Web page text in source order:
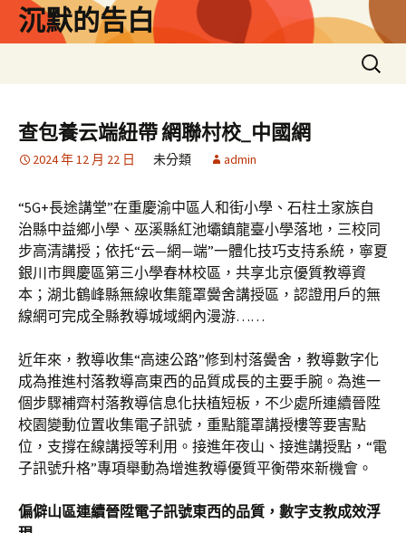
沉默的告白
搜
尋
查包養云端紐帶 網聯村校_中國網
2024 年 12 月 22 日 未分類 admin
“5G+長途講堂”在重慶渝中區人和街小學、石柱土家族自
治縣中益鄉小學、巫溪縣紅池壩鎮龍臺小學落地，三校同
步高清講授；依托“云—網—端”一體化技巧支持系統，寧夏
銀川市興慶區第三小學春林校區，共享北京優質教導資
本；湖北鶴峰縣無線收集籠罩黌舍講授區，認證用戶的無
線網可完成全縣教導城域網內漫游……
近年來，教導收集“高速公路”修到村落黌舍，教導數字化
成為推進村落教導高東西的品質成長的主要手腕。為進一
個步驟補齊村落教導信息化扶植短板，不少處所連續晉陞
校園變動位置收集電子訊號，重點籠罩講授樓等要害點
位，支撐在線講授等利用。接進年夜山、接進講授點，“電
子訊號升格”專項舉動為增進教導優質平衡帶來新機會。
偏僻山區連續晉陞電子訊號東西的品質，數字支教成效浮